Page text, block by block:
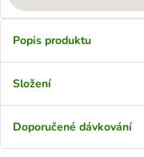
Popis produktu
Složení
Doporučené dávkování